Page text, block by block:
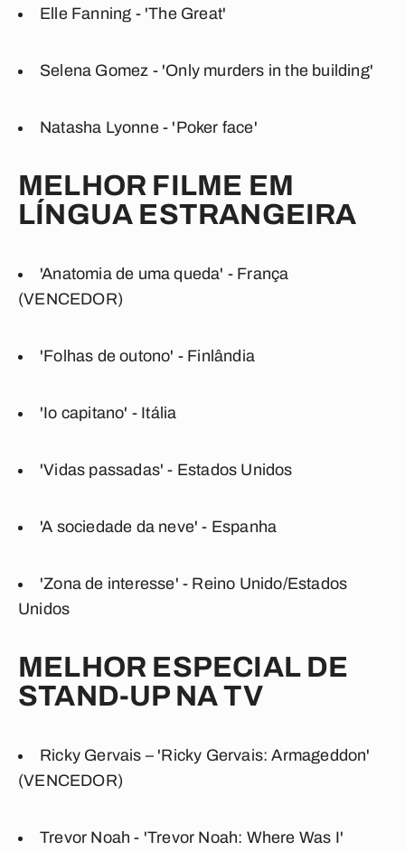
Elle Fanning - 'The Great'
Selena Gomez - 'Only murders in the building'
Natasha Lyonne - 'Poker face'
MELHOR FILME EM
LÍNGUA ESTRANGEIRA
'Anatomia de uma queda' - França
(VENCEDOR)
'Folhas de outono' - Finlândia
'Io capitano' - Itália
'Vidas passadas' - Estados Unidos
'A sociedade da neve' - Espanha
'Zona de interesse' - Reino Unido/Estados
Unidos
MELHOR ESPECIAL DE
STAND-UP NA TV
Ricky Gervais – 'Ricky Gervais: Armageddon'
(VENCEDOR)
Trevor Noah - 'Trevor Noah: Where Was I'